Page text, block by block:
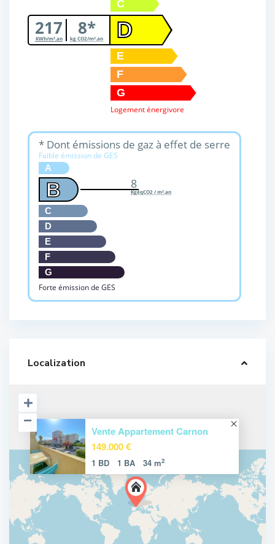
217
KWh/m².an 8*
kg CO2/m².an
C
D
E
F
G
Logement énergivore
* Dont émissions de gaz à effet de serre
Faible émission de GES
A
B
C
D
E
F
G
Forte émission de GES
8
KgéqCO2 / m².an
Localization
Vente Appartement Carnon
149.000 €
1 BD 1 BA 34 m2